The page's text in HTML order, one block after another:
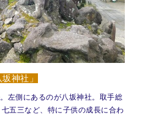
神社」
左側にあるのが八坂神社。取手総
五三など、特に子供の成長に合わ